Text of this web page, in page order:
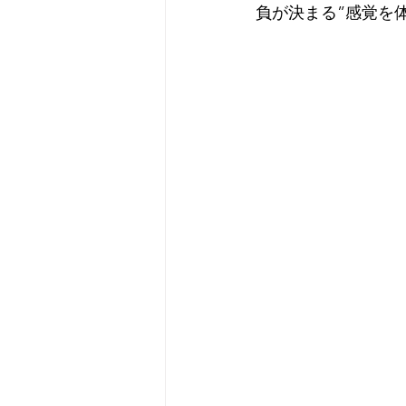
負が決まる”感覚を